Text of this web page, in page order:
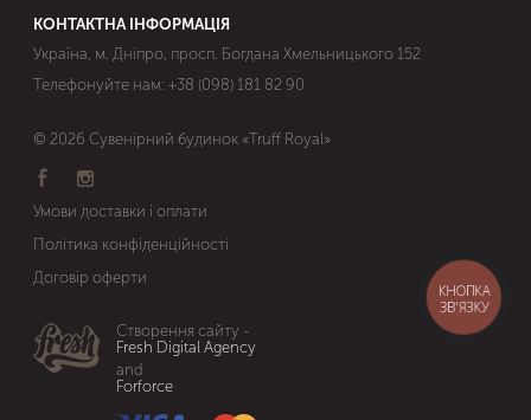
КОНТАКТНА ІНФОРМАЦІЯ
Україна, м. Дніпро, просп. Богдана Хмельницького 152
Телефонуйте нам: +38 (098) 181 82 90
© 2026 Сувенірний будинок «Truff Royal»
Умови доставки і оплати
Політика конфіденційності
Договір оферти
Створення сайту -
Fresh Digital Agency
and
Forforce
КНОПКА
ЗВ'ЯЗКУ